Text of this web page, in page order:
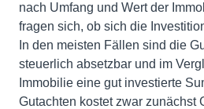
nach Umfang und Wert der
fragen sich, ob sich die
In den meisten Fällen sind die
steuerlich absetzbar und im
Immobilie eine gut investierte
Gutachten kostet zwar zunächst